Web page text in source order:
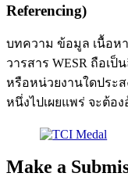
Referencing)
บทความ ข้อมูล เนื้อห
วารสาร WESR ถือเ
หรือหน่วยงานใดประ
หนึ่งไปเผยแพร่ จะต้อ
Make a